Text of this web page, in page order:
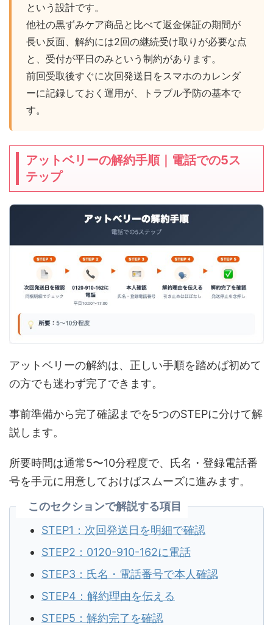
という設計です。
他社の黒ずみケア商品と比べて返金保証の期間が
長い反面、解約には2回の継続受け取りが必要な点
と、受付が平日のみという制約があります。
前回受取後すぐに次回発送日をスマホのカレンダ
ーに記録しておく運用が、トラブル予防の基本で
す。
アットベリーの解約手順｜電話での5ス
テップ
アットベリーの解約は、正しい手順を踏めば初めて
の方でも迷わず完了できます。
事前準備から完了確認までを5つのSTEPに分けて解
説します。
所要時間は通常5〜10分程度で、氏名・登録電話番
号を手元に用意しておけばスムーズに進みます。
このセクションで解説する項目
STEP1：次回発送日を明細で確認
STEP2：0120-910-162に電話
STEP3：氏名・電話番号で本人確認
STEP4：解約理由を伝える
STEP5：解約完了を確認